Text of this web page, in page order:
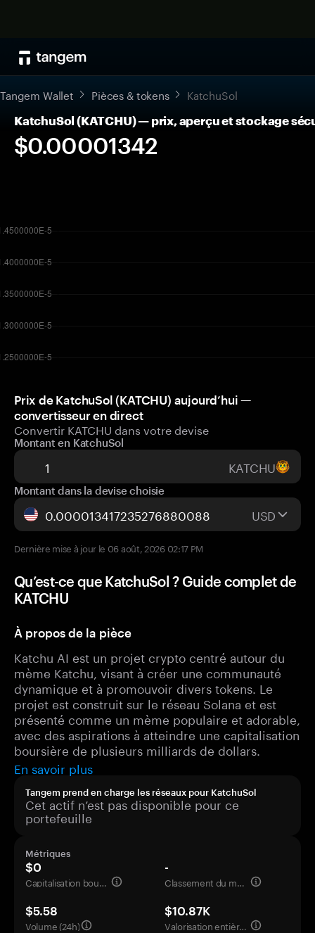
Tangem Wallet Pièces & tokens KatchuSol
KatchuSol (KATCHU) — prix, aperçu et stockage
$0.00001342
Prix de KatchuSol (KATCHU) aujourd’hui —
convertisseur en direct
Convertir KATCHU dans votre devise
Montant en KatchuSol
KATCHU
Montant dans la devise choisie
USD
Dernière mise à jour le 06 août, 2026 02:17 PM
Qu’est-ce que KatchuSol ? Guide complet de
KATCHU
À propos de la pièce
Katchu AI est un projet crypto centré autour du
mème Katchu, visant à créer une communauté
dynamique et à promouvoir divers tokens. Le
projet est construit sur le réseau Solana et est
présenté comme un mème populaire et adorable,
avec des aspirations à atteindre une capitalisation
boursière de plusieurs milliards de dollars.
En savoir plus
Tangem prend en charge les réseaux pour KatchuSol
Cet actif n’est pas disponible pour ce
portefeuille
Métriques
$0
Capitalisation boursière
-
Classement du marché
$5.58
Volume (24h)
$10.87K
Valorisation entièrement diluée